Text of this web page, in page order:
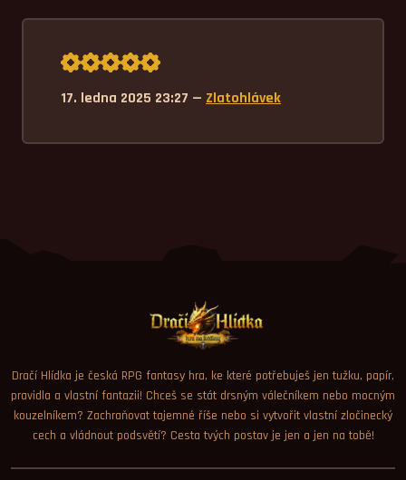
Průměrné hodnocení 5,0.
17. ledna 2025 23:27 — Zlatohlávek
Dračí Hlídka je česká RPG fantasy hra, ke které potřebuješ jen tužku, papír,
pravidla a vlastní fantazii! Chceš se stát drsným válečníkem nebo mocným
kouzelníkem? Zachraňovat tajemné říše nebo si vytvořit vlastní zločinecký
cech a vládnout podsvětí? Cesta tvých postav je jen a jen na tobě!